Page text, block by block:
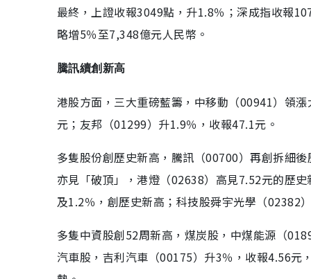
最終，上證收報3049點，升1.8％；深成指收報
略增5％至7,348億元人民幣。
騰訊續創新高
港股方面，三大重磅藍籌，中移動（00941）領
元；友邦（01299）升1.9％，收報47.1元。
多隻股份創歷史新高，騰訊（00700）再創拆細
亦見「破頂」，港燈（02638）高見7.52元的歷
及1.2％，創歷史新高；科技股舜宇光學（02382
多隻中資股創52周新高，煤炭股，中煤能源（
汽車股，吉利汽車（00175）升3％，收報4.56元